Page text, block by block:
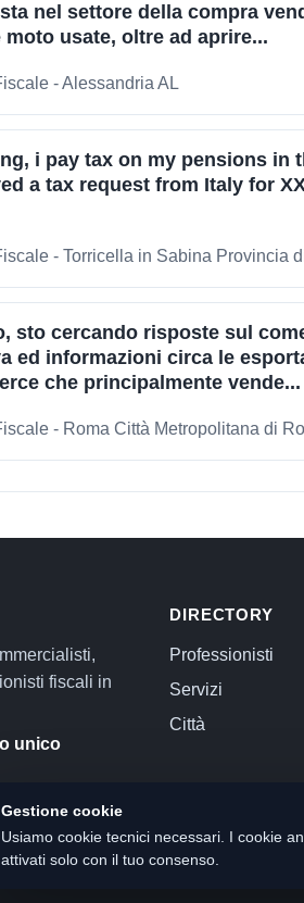
nel settore della compra
moto usate, oltre ad aprire...
- Alessandria AL
i pay tax on my pensions in
a tax request from Italy for
- Torricella in Sabina Provincia
sto cercando risposte sul
ed informazioni circa le
che principalmente vende...
- Roma Città Metropolitana di
fiscali in
unico
Sant'Elena
DIRECTORY
Professionisti
Servizi
Città
Gestione cookie
Usiamo cookie tecnici necessari. I cookie
attivati solo con il tuo consenso.